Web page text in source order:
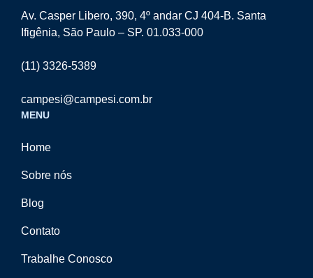
Av. Casper Libero, 390, 4º andar CJ 404-B. Santa
Ifigênia, São Paulo – SP. 01.033-000
(11) 3326-5389
campesi@campesi.com.br
MENU
Home
Sobre nós
Blog
Contato
Trabalhe Conosco